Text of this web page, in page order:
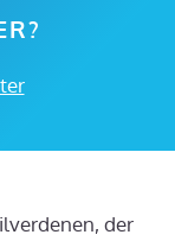
der